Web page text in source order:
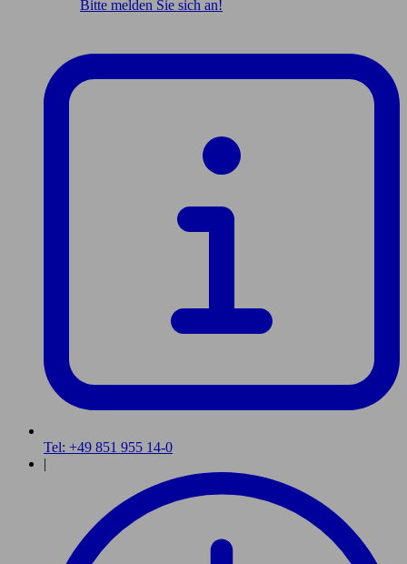
Bitte melden Sie sich an!
Tel: +49 851 955 14-0
|